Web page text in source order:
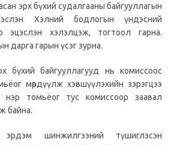
эрх бүхий судалгааны байгууллагын
Хэлний бодлогын үндэсний
эцэслэн хэлэлцэж, тогтоол гарна.
дарга гарын үсэг зурна.
бүхий байгууллагууд нь комиссоос
мөрдүүлж хэвшүүлэхийн зэрэгцээ
нэр томьёог тус комиссоор заавал
байна.
шинжилгээний түшиглэсэн